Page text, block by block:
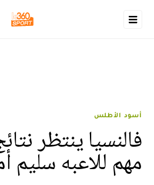
أسود الأطلس
فالنسيا ينتظر
مهم للاعبه سليم